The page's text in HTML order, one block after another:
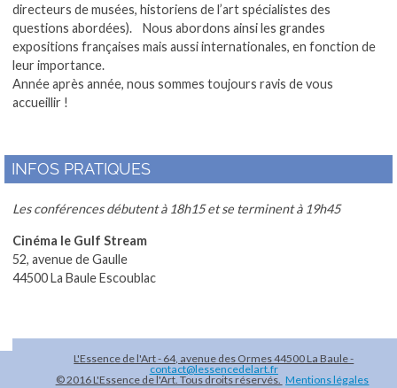
directeurs de musées, historiens de l’art spécialistes des
questions abordées). Nous abordons ainsi les grandes
expositions françaises mais aussi internationales, en fonction de
leur importance.
Année après année, nous sommes toujours ravis de vous
accueillir !
INFOS PRATIQUES
Les conférences débutent à 18h15 et se terminent à 19h45
Cinéma le Gulf Stream
52, avenue de Gaulle
44500 La Baule Escoublac
L'Essence de l'Art - 64, avenue des Ormes 44500 La Baule -
contact@lessencedelart.fr
© 2016 L'Essence de l'Art. Tous droits réservés. Mentions légales